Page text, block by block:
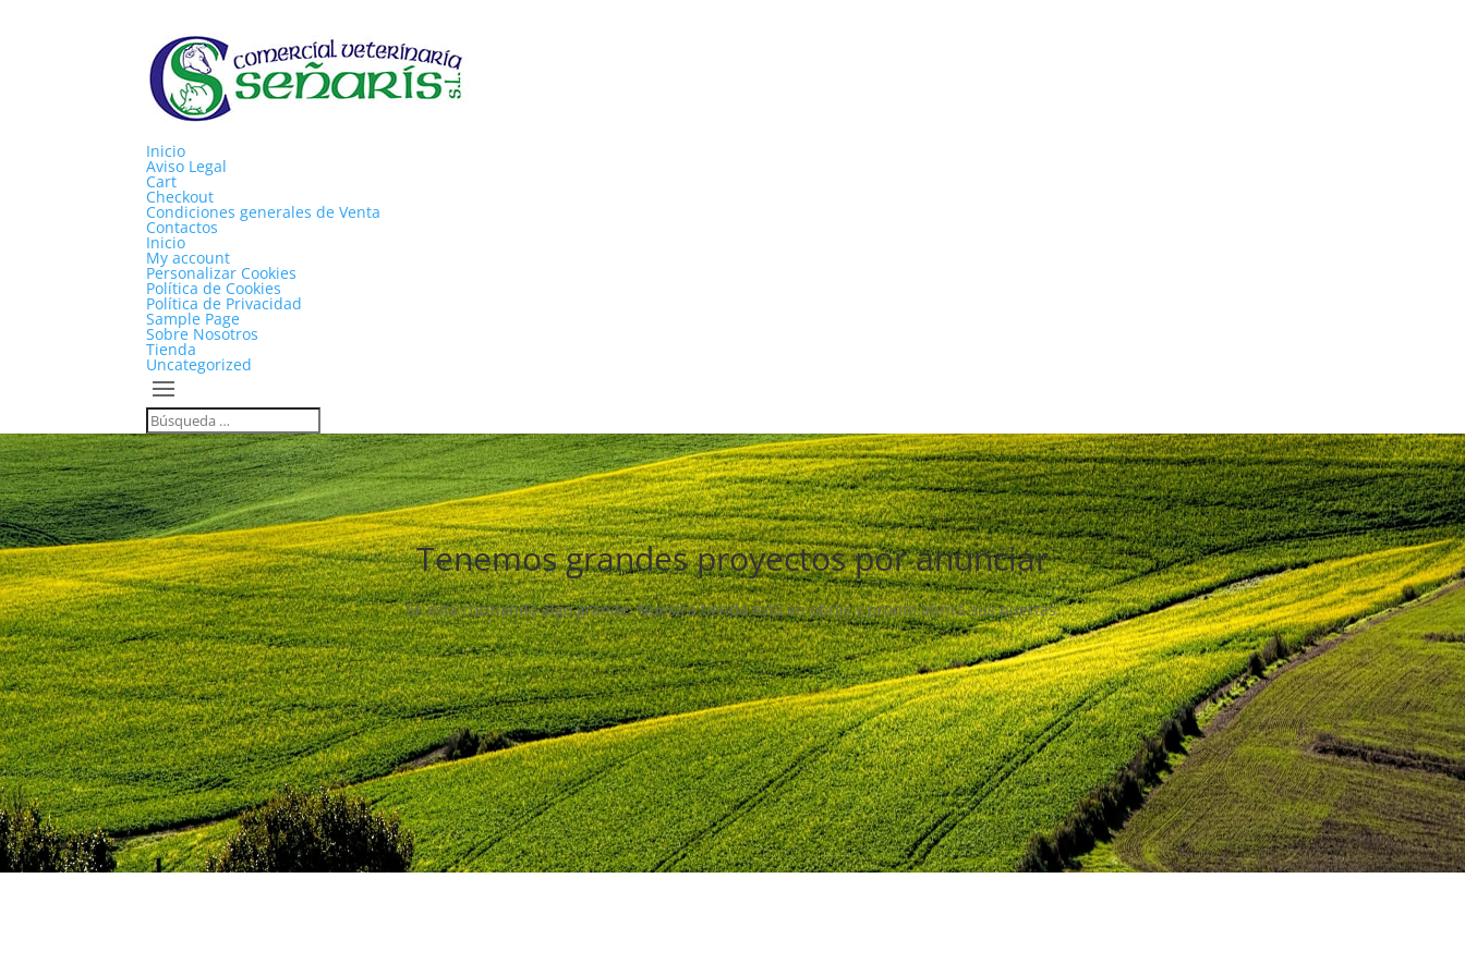
Inicio
Aviso Legal
Cart
Checkout
Condiciones generales de Venta
Contactos
Inicio
My account
Personalizar Cookies
Política de Cookies
Política de Privacidad
Sample Page
Sobre Nosotros
Tienda
Uncategorized
Tenemos grandes proyectos por anunciar
Se está cocinando algo grande. Nuestra tienda está en obras y pronto abrirá sus puertas.